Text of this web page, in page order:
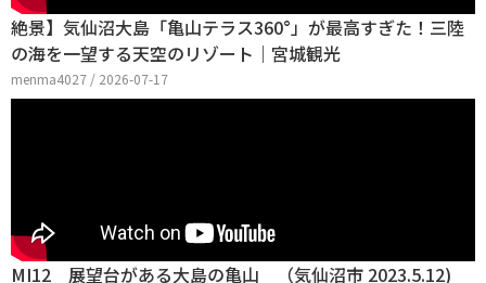
絶景】気仙沼大島「亀山テラス360°」が最高すぎた！三陸
の海を一望する天空のリゾート｜宮城観光
menma4027 / 2026-07-17
MI12 展望台がある大島の亀山 （気仙沼市 2023.5.12)